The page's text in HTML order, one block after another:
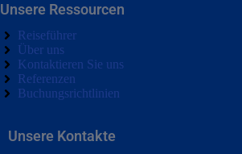
Unsere Ressourcen
Reiseführer
Über uns
Kontaktieren Sie uns
Referenzen
Buchungsrichtlinien
Unsere Kontakte